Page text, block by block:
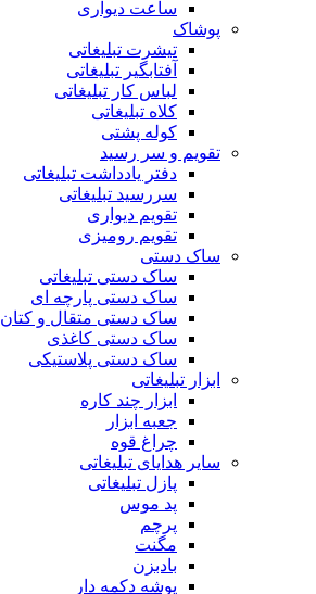
ساعت دیواری
پوشاک
تیشرت تبلیغاتی
آفتابگیر تبلیغاتی
لباس کار تبلیغاتی
کلاه تبلیغاتی
کوله پشتی
تقویم و سر رسید
دفتر یادداشت تبلیغاتی
سررسید تبلیغاتی
تقویم دیواری
تقویم رومیزی
ساک دستی
ساک دستی تبلیغاتی
ساک دستی پارچه ای
ساک دستی متقال و کتان
ساک دستی کاغذی
ساک دستی پلاستیکی
ابزار تبلیغاتی
ابزار چند کاره
جعبه ابزار
چراغ قوه
سایر هدایای تبلیغاتی
پازل تبلیغاتی
پد موس
پرچم
مگنت
بادبزن
پوشه دکمه دار